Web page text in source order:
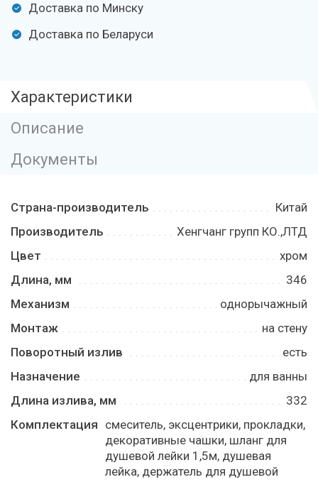
Доставка по Минску
Доставка по Беларуси
Характеристики
Описание
Документы
Страна-производитель
Китай
Производитель
Хенгчанг групп КО.,ЛТД
Цвет
хром
Длина, мм
346
Механизм
однорычажный
Монтаж
на стену
Поворотный излив
есть
Назначение
для ванны
Длина излива, мм
332
Комплектация смеситель, эксцентрики, прокладки,
декоративные чашки, шланг для
душевой лейки 1,5м, душевая
лейка, держатель для душевой